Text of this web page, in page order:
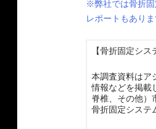
※弊社では骨折固
レポートもあり
【骨折固定シ
本調査資料はア
情報などを掲載
脊椎、その他）
骨折固定システ